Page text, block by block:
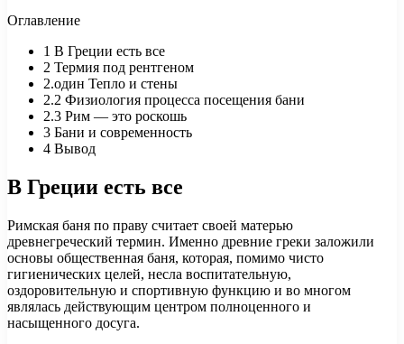
Оглавление
1 В Греции есть все
2 Термия под рентгеном
2.один Тепло и стены
2.2 Физиология процесса посещения бани
2.3 Рим — это роскошь
3 Бани и современность
4 Вывод
В Греции есть все
Римская баня по праву считает своей матерью
древнегреческий термин. Именно древние греки заложили
основы общественная баня, которая, помимо чисто
гигиенических целей, несла воспитательную,
оздоровительную и спортивную функцию и во многом
являлась действующим центром полноценного и
насыщенного досуга.